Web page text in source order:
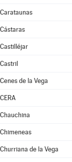
Carataunas
Cástaras
Castilléjar
Castril
Cenes de la Vega
CERA
Chauchina
Chimeneas
Churriana de la Vega